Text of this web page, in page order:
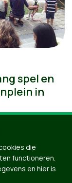
spel en
in
die
functioneren.
en hier is